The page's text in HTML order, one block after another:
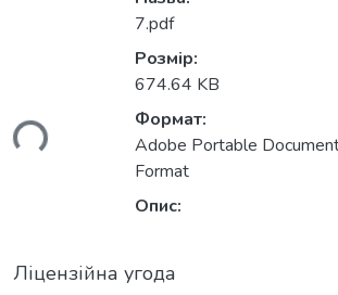
7.pdf
Розмір:
674.64 KB
Формат:
Adobe Portable
Format
Опис:
Ліцензійна угода